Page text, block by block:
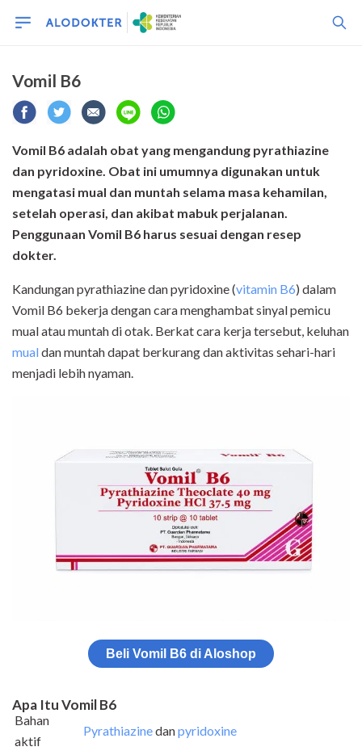
Vomil B6
Vomil B6 adalah obat yang mengandung pyrathiazine
dan pyridoxine. Obat ini umumnya digunakan untuk
mengatasi mual dan muntah selama masa kehamilan,
setelah operasi, dan akibat mabuk perjalanan.
Penggunaan Vomil B6 harus sesuai dengan resep
dokter.
Kandungan pyrathiazine dan pyridoxine (vitamin B6) dalam
Vomil B6 bekerja dengancara menghambat sinyal pemicu
mual atau muntah di otak. Berkat cara kerja tersebut, keluhan
mualdan muntah dapat berkurang dan aktivitas sehari-hari
menjadi lebih nyaman.
Beli Vomil B6 di Aloshop
Apa Itu Vomil B6
Bahan
aktif
Pyrathiazinedanpyridoxine